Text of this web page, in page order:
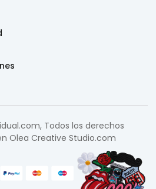
Todos los derechos
Olea Creative Studio.com